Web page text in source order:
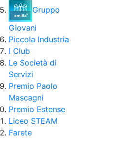
Gruppo
Giovani
Piccola Industria
I Club
Le Società di
Servizi
Premio Paolo
Mascagni
Premio Estense
Liceo STEAM
Farete